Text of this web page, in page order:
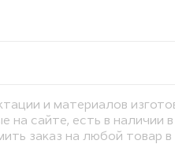
и материалов
на сайте, есть в наличии
заказ на любой товар в